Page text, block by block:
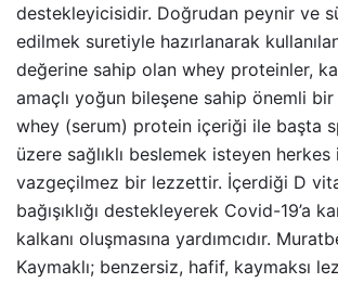
destekleyicisidir. Doğrudan peynir ve
edilmek suretiyle hazırlanarak
değerine sahip olan whey proteinler,
amaçlı yoğun bileşene sahip önemli bir
whey (serum) protein içeriği ile başta
üzere sağlıklı beslemek isteyen herkes
vazgeçilmez bir lezzettir. İçerdiği D
bağışıklığı destekleyerek Covid-19’a
kalkanı oluşmasına yardımcıdır.
Kaymaklı; benzersiz, hafif, kaymaksı